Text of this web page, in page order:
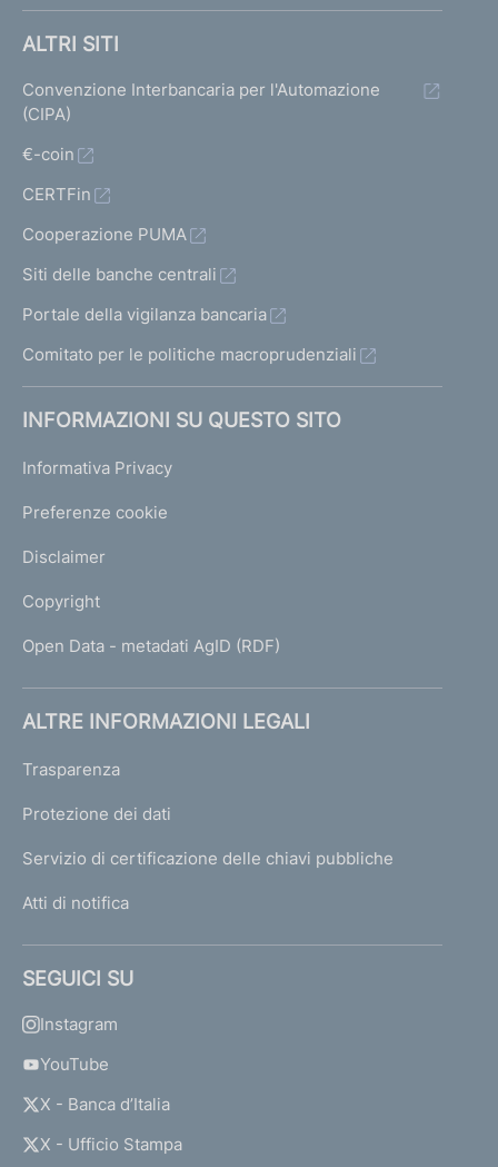
ALTRI SITI
Convenzione Interbancaria per l'Automazione
(CIPA)
€-coin
CERTFin
Cooperazione PUMA
Siti delle banche centrali
Portale della vigilanza bancaria
Comitato per le politiche macroprudenziali
INFORMAZIONI SU QUESTO SITO
Informativa Privacy
Preferenze cookie
Disclaimer
Copyright
Open Data - metadati AgID (RDF)
ALTRE INFORMAZIONI LEGALI
Trasparenza
Protezione dei dati
Servizio di certificazione delle chiavi pubbliche
Atti di notifica
SEGUICI SU
Instagram
YouTube
X - Banca d’Italia
X - Ufficio Stampa